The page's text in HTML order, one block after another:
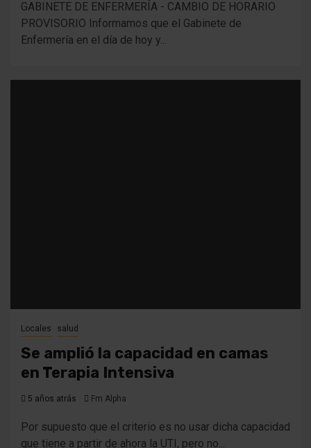
GABINETE DE ENFERMERÍA - CAMBIO DE HORARIO
PROVISORIO Informamos que el Gabinete de
Enfermería en el día de hoy y...
Locales salud
Se amplió la capacidad en camas
en Terapia Intensiva
5 años atrás Fm Alpha
Por supuesto que el criterio es no usar dicha capacidad
que tiene a partir de ahora la UTI, pero no...